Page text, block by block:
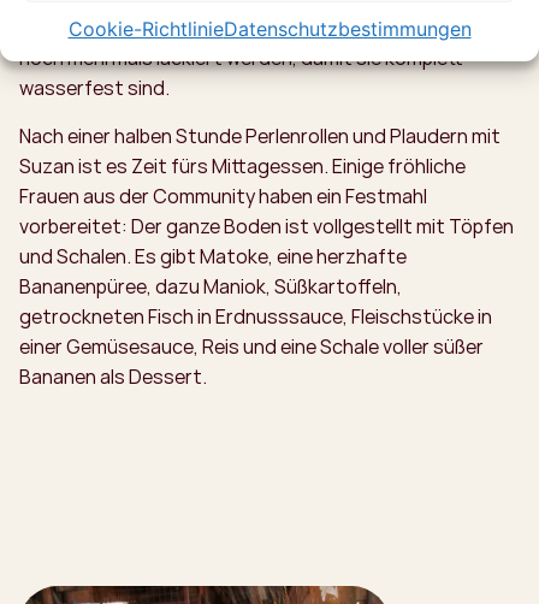
Cookie-RichtlinieDatenschutzbestimmungen
immer voller. Suzan erklärt uns, dass die Perlen später
noch mehrmals lackiert werden, damit sie komplett
wasserfest sind.
Nach einer halben Stunde Perlenrollen und Plaudern mit
Suzan ist es Zeit fürs Mittagessen. Einige fröhliche
Frauen aus der Community haben ein Festmahl
vorbereitet: Der ganze Boden ist vollgestellt mit Töpfen
und Schalen. Es gibt Matoke, eine herzhafte
Bananenpüree, dazu Maniok, Süßkartoffeln,
getrockneten Fisch in Erdnusssauce, Fleischstücke in
einer Gemüsesauce, Reis und eine Schale voller süßer
Bananen als Dessert.